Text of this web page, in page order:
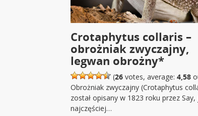
Crotaphytus collaris –
obrożniak zwyczajny,
legwan obrożny*
(26 votes, average: 4,58
Obrożniak zwyczajny (Crotaphytus
został opisany w 1823 roku przez
najczęściej…